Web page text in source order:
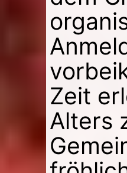
Zeit
Alters